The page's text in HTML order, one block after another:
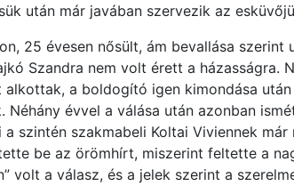
után már javában szervezik az
25 évesen nősült, ám bevallása szerint
Szandra nem volt érett a házasságra.
a boldogító igen kimondása
Néhány évvel a válása után azonban
szintén szakmabeli Koltai Viviennek
be az örömhírt, miszerint feltette a
volt a válasz, és a jelek szerint a